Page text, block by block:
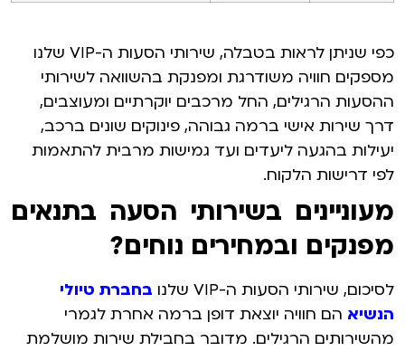
כפי שניתן לראות בטבלה, שירותי הסעות ה-VIP שלנו
מספקים חוויה משודרגת ומפנקת בהשוואה לשירותי
ההסעות הרגילים, החל מרכבים יוקרתיים ומעוצבים,
דרך שירות אישי ברמה גבוהה, פינוקים שונים ברכב,
יעילות בהגעה ליעדים ועד גמישות מרבית להתאמות
לפי דרישות הלקוח.
מעוניינים בשירותי הסעה בתנאים
מפנקים ובמחירים נוחים?
לסיכום, שירותי הסעות ה-VIP שלנו
בחברת טיולי
הנשיא הם חוויה יוצאת דופן ברמה אחרת לגמרי
מהשירותים הרגילים. מדובר בחבילת שירות מושלמת